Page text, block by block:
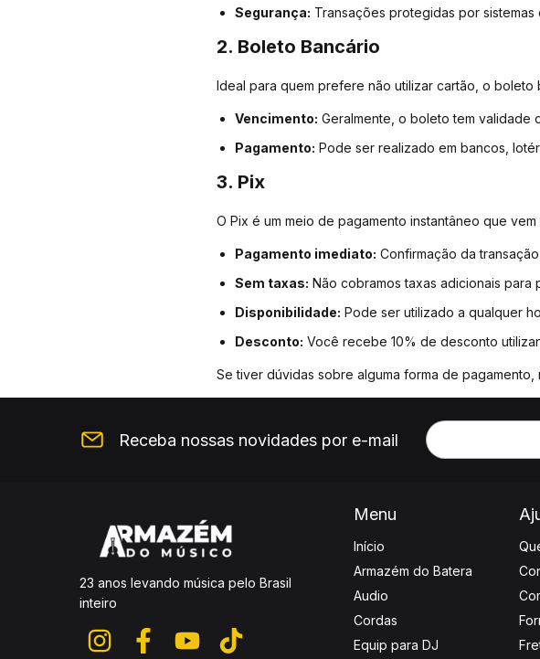
Segurança: Transações protegidas por
2. Boleto Bancário
Ideal para quem prefere não utilizar cartão, o boleto
Vencimento: Geralmente, o boleto tem validade
Pagamento: Pode ser realizado em bancos,
3. Pix
O Pix é um meio de pagamento instantâneo que
Pagamento imediato: Confirmação da
Sem taxas: Não cobramos taxas adicionais para
Disponibilidade: Pode ser utilizado a qualquer
Desconto: Você recebe 10% de desconto
Se tiver dúvidas sobre alguma forma de
Receba nossas novidades por e-mail
23 anos levando música pelo Brasil
inteiro
Menu
Início
Armazém do Batera
Audio
Cordas
Equip para DJ